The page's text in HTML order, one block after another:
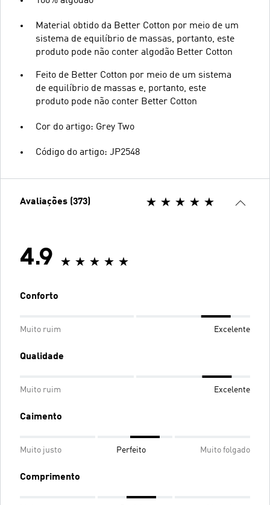
Material obtido da Better Cotton por meio de um
sistema de equilíbrio de massas, portanto, este
produto pode não conter algodão Better Cotton
Feito de Better Cotton por meio de um sistema
de equilíbrio de massas e, portanto, este
produto pode não conter Better Cotton
Cor do artigo: Grey Two
Código do artigo: JP2548
Avaliações (373)
4.9
Conforto
Muito ruim Excelente
Qualidade
Muito ruim Excelente
Caimento
Muito justo Perfeito Muito folgado
Comprimento